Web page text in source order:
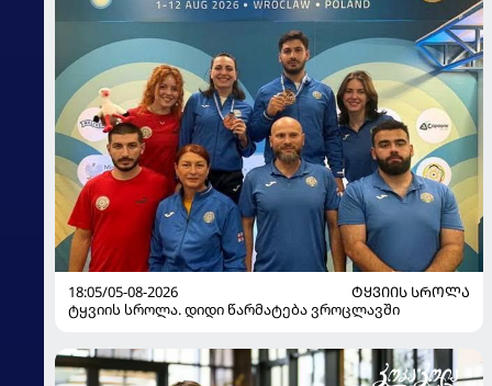
18:05/05-08-2026
ᲢᲧᲕᲘᲘᲡ ᲡᲠᲝᲚᲐ
ტყვიის სროლა. დიდი წარმატება ვროცლავში